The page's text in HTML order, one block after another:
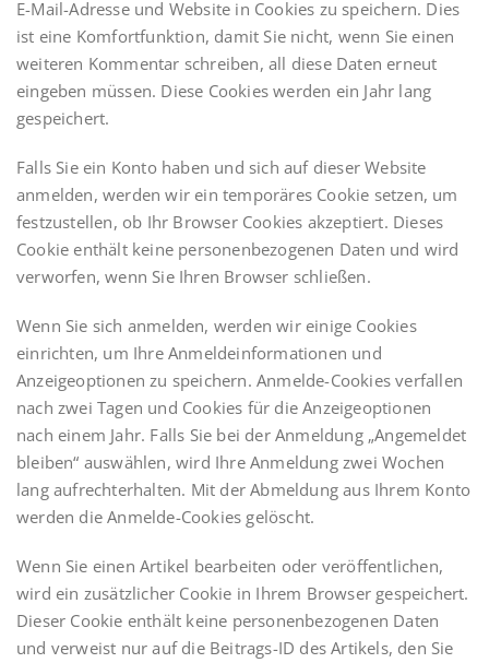
E-Mail-Adresse und Website in Cookies zu speichern. Dies
ist eine Komfortfunktion, damit Sie nicht, wenn Sie einen
weiteren Kommentar schreiben, all diese Daten erneut
eingeben müssen. Diese Cookies werden ein Jahr lang
gespeichert.
Falls Sie ein Konto haben und sich auf dieser Website
anmelden, werden wir ein temporäres Cookie setzen, um
festzustellen, ob Ihr Browser Cookies akzeptiert. Dieses
Cookie enthält keine personenbezogenen Daten und wird
verworfen, wenn Sie Ihren Browser schließen.
Wenn Sie sich anmelden, werden wir einige Cookies
einrichten, um Ihre Anmeldeinformationen und
Anzeigeoptionen zu speichern. Anmelde-Cookies verfallen
nach zwei Tagen und Cookies für die Anzeigeoptionen
nach einem Jahr. Falls Sie bei der Anmeldung „Angemeldet
bleiben“ auswählen, wird Ihre Anmeldung zwei Wochen
lang aufrechterhalten. Mit der Abmeldung aus Ihrem Konto
werden die Anmelde-Cookies gelöscht.
Wenn Sie einen Artikel bearbeiten oder veröffentlichen,
wird ein zusätzlicher Cookie in Ihrem Browser gespeichert.
Dieser Cookie enthält keine personenbezogenen Daten
und verweist nur auf die Beitrags-ID des Artikels, den Sie